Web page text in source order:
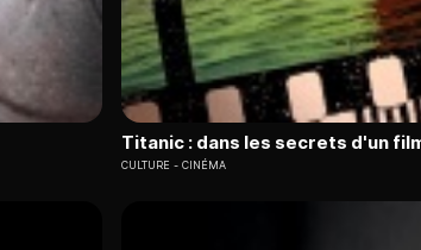
Titanic : dans les secrets d'un
CULTURE CINÉMA